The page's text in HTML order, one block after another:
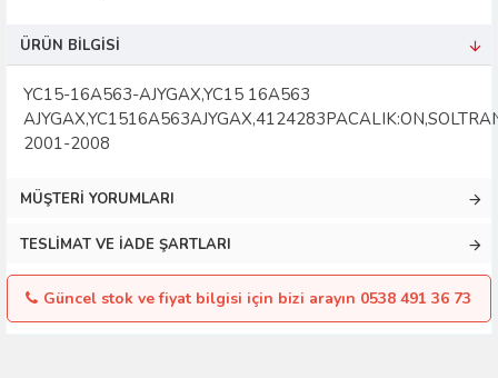
ÜRÜN BILGISI
YC15-16A563-AJYGAX,YC15 16A563
2001-2008
MÜŞTERI YORUMLARI
TESLIMAT VE İADE ŞARTLARI
Güncel stok ve fiyat bilgisi için bizi arayın 0538 491 36 73